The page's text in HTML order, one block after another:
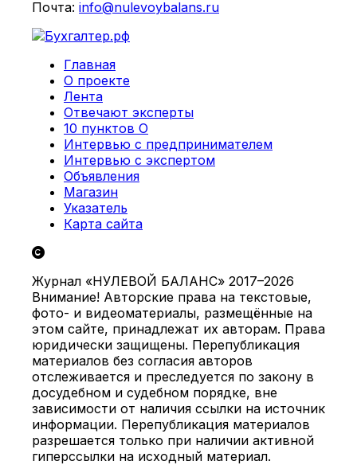
Почта: info@nulevoybalans.ru
Главная
О проекте
Лента
Отвечают эксперты
10 пунктов О
Интервью с предпринимателем
Интервью с экспертом
Объявления
Магазин
Указатель
Карта сайта
Журнал «НУЛЕВОЙ БАЛАНС» 2017–2026
Внимание! Авторские права на текстовые,
фото- и видеоматериалы, размещённые на
этом сайте, принадлежат их авторам. Права
юридически защищены. Перепубликация
материалов без согласия авторов
отслеживается и преследуется по закону в
досудебном и судебном порядке, вне
зависимости от наличия ссылки на источник
информации. Перепубликация материалов
разрешается только при наличии активной
гиперссылки на исходный материал.